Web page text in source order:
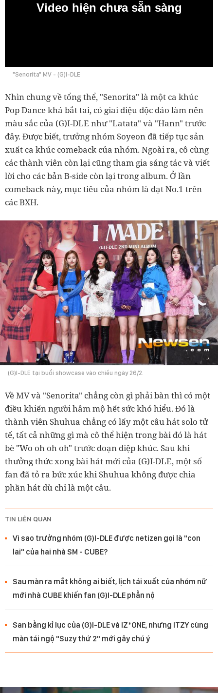
Video hiện chưa sẵn sàng
"Senorita" MV - (G)I-DLE
Nhìn chung về tổng thể, "Senorita" là một ca khúc
Pop Dance khá bắt tai, có giai điệu độc đáo làm nên
màu sắc của (G)I-DLE như "Latata" và "Hann" trước
đây. Được biết, trưởng nhóm Soyeon đã tiếp tục sản
xuất ca khúc comeback của nhóm. Ngoài ra, cô cùng
các thành viên còn lại cũng tham gia sáng tác và viết
lời cho các bản B-side còn lại trong album. Ở lần
comeback này, mục tiêu của nhóm là đạt No.1 trên
các BXH.
(G)I-DLE tại buổi showcase vào chiều ngày 26/2.
Về MV và "Senorita" chẳng còn gì phải bàn thì có một
điều khiến người hâm mộ hết sức khó hiểu. Đó là
thành viên Shuhua chẳng có lấy một câu hát solo tử
tế, tất cả những gì mà cô thể hiện trong bài đó là hát
bè "Wo oh oh oh" trước đoạn điệp khúc. Sau khi
thưởng thức xong bài hát mới của (G)I-DLE, một số
fan đã tỏ ra bức xúc khi Shuhua không được chia
phần hát dù chỉ là một câu.
TIN LIÊN QUAN
Vì sao trưởng nhóm (G)I-DLE được netizen gọi là "con
lai" của hai nhà SM - CUBE?
Sau màn ra mắt không ai biết, lịch tái xuất của nhóm nữ
mới nhà CUBE khiến fan (G)I-DLE phẫn nộ
San bằng kỉ lục của (G)I-DLE và IZ*ONE, nhưng ITZY cùng
màn tái ngộ "Suzy thứ 2" mới gây chú ý